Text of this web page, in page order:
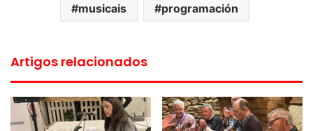
musicais programación
Artigos relacionados